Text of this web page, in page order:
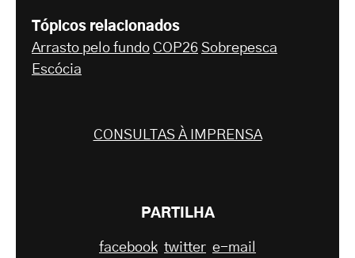
Tópicos relacionados
Arrasto pelo fundo COP26 Sobrepesca
Escócia
CONSULTAS À IMPRENSA
PARTILHA
facebook twitter e-mail